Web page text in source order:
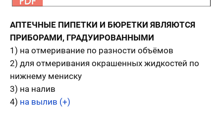
АПТЕЧНЫЕ ПИПЕТКИ И БЮРЕТКИ ЯВЛЯЮТСЯ
ПРИБОРАМИ, ГРАДУИРОВАННЫМИ
1) на отмеривание по разности объёмов
2) для отмеривания окрашенных жидкостей по
нижнему мениску
3) на налив
4) на вылив (+)